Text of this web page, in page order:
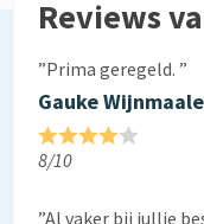
Reviews
”Prima geregeld. ”
Gauke
8/10
”Al vaker bij jullie